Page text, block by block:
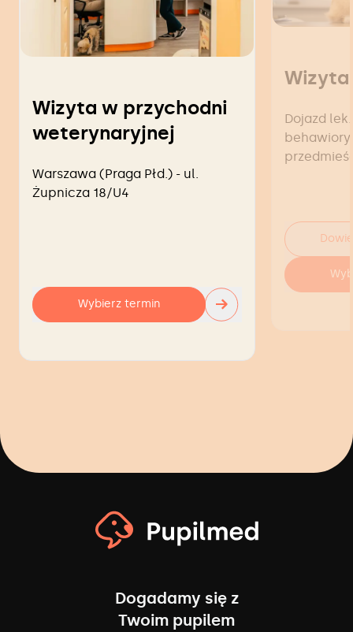
Wizyta w przychodni
weterynaryjnej
Warszawa (Praga Płd.) - ul.
Żupnicza 18/U4
Wybierz termin →
Wizyta
Dojazd
Dogadamy się z
Twoim pupilem